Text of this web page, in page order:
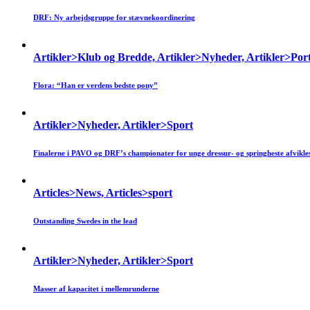
DRF: Ny arbejdsgruppe for stævnekoordinering
Artikler>Klub og Bredde, Artikler>Nyheder,
Flora: “Han er verdens bedste pony”
Artikler>Nyheder, Artikler>Sport
Finalerne i PAVO og DRF’s championater for unge dressur- og springheste
Articles>News, Articles>sport
Outstanding Swedes in the lead
Artikler>Nyheder, Artikler>Sport
Masser af kapacitet i mellemrunderne